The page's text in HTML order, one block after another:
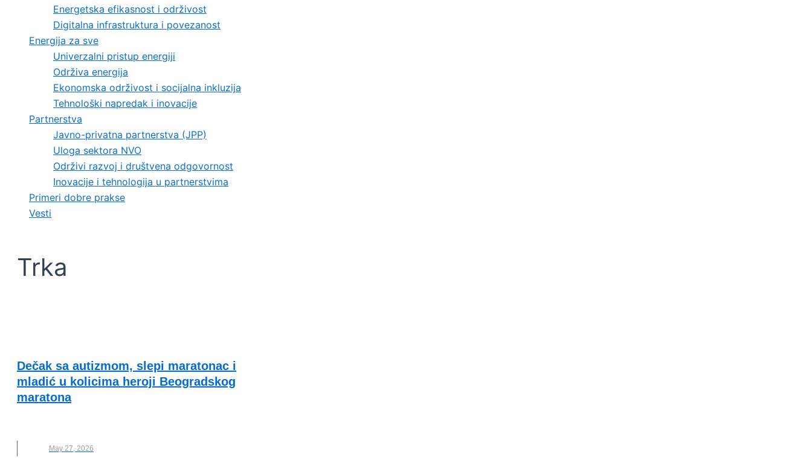
Energetska efikasnost i održivost
Digitalna infrastruktura i povezanost
Energija za sve
Univerzalni pristup energiji
Održiva energija
Ekonomska održivost i socijalna inkluzija
Tehnološki napredak i inovacije
Partnerstva
Javno-privatna partnerstva (JPP)
Uloga sektora NVO
Održivi razvoj i društvena odgovornost
Inovacije i tehnologija u partnerstvima
Primeri dobre prakse
Vesti
Trka
Dečak sa autizmom, slepi maratonac i
mladić u kolicima heroji Beogradskog
maratona
May 27, 2026